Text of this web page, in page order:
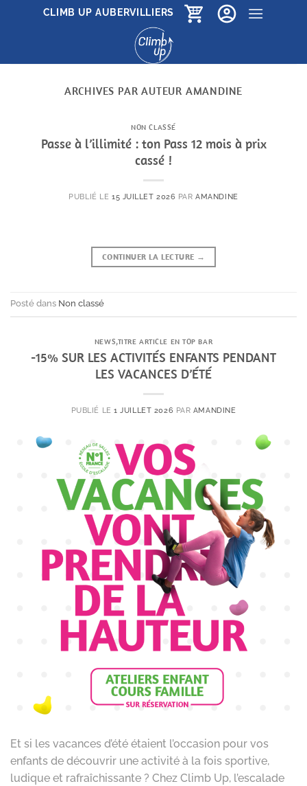
CLIMB UP AUBERVILLIERS
ARCHIVES PAR AUTEUR AMANDINE
NON CLASSÉ
Passe à l’illimité : ton Pass 12 mois à prix
cassé !
PUBLIÉ LE 15 JUILLET 2026 PARAMANDINE
CONTINUER LA LECTURE →
Posté dans Non classé
NEWS,TITRE ARTICLE EN TOP BAR
-15% SUR LES ACTIVITÉS ENFANTS PENDANT
LES VACANCES D’ÉTÉ
PUBLIÉ LE1 JUILLET 2026 PAR AMANDINE
Et si les vacances d’été étaient l’occasion pour vos
enfants de découvrir une activité à la fois sportive,
ludique et rafraîchissante ? Chez Climb Up, l’escalade